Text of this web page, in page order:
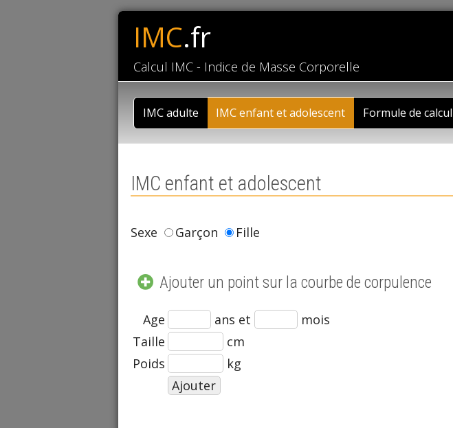
IMC.fr
Calcul IMC - Indice de Masse Corporelle
IMC adulte IMC enfant et adolescent Formule de calcul
IMC enfant et adolescent
Sexe Garçon Fille
Ajouter un point sur la courbe de corpulence
Age ans et
mois
Taille
cm
Poids
kg